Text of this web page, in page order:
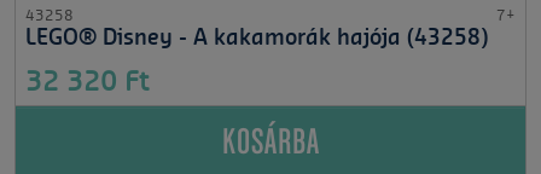
43258 7+
LEGO® Disney - A kakamorák hajója (43258)
32 320 Ft
KOSÁRBA